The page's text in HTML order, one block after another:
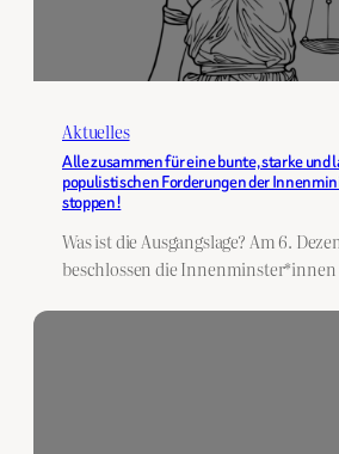
Aktuelles
Alle zusammen für eine bunte, starke und
populistischen Forderungen der
stoppen!
Was ist die Ausgangslage? Am 6.
beschlossen die